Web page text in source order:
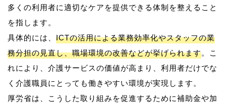
多くの利用者に適切なケアを提供できる体制を整えること
を指します。
具体的には、 ICTの活用による業務効率化やスタッフの業
務分担の見直し、職場環境の改善などが挙げられます。こ
れにより、介護サービスの価値が高まり、利用者だけでな
く介護職員にとっても働きやすい環境が実現します。
厚労省は、こうした取り組みを促進するために補助金や加